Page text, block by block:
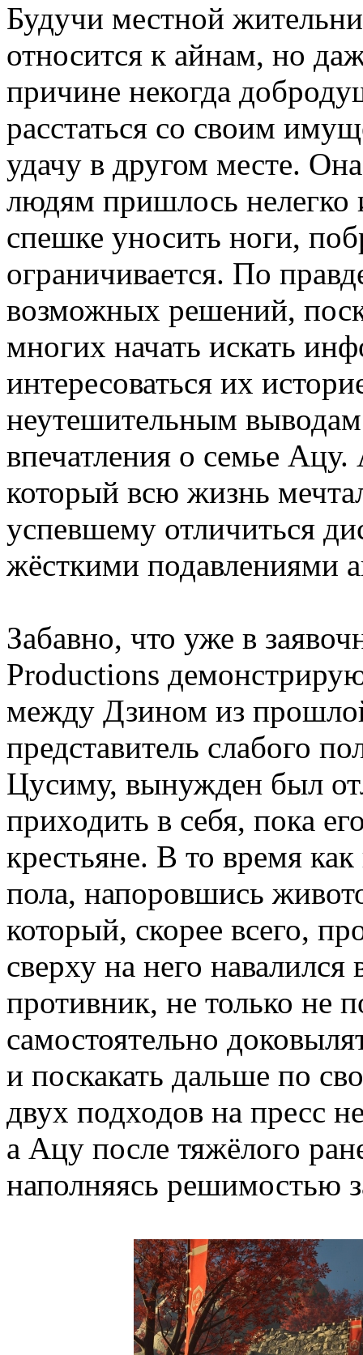
Будучи местной
относится к айнам, но
причине некогда
расстаться со своим
удачу в другом месте.
людям пришлось
спешке уносить ноги,
ограничивается. По
возможных решений,
многих начать искать
интересоваться их
неутешительным
впечатления о семье Ацу.
который всю жизнь
успевшему отличиться
жёсткими подавлениями
Забавно, что уже в
Productions
между Дзином из
представитель слабого
Цусиму, вынужден был
приходить в себя, пока
крестьяне. В то время
пола, напоровшись
который, скорее всего,
сверху на него
противник, не только не
самостоятельно
и поскакать дальше по
двух подходов на пресс
а Ацу после тяжёлого
наполняясь решимостью